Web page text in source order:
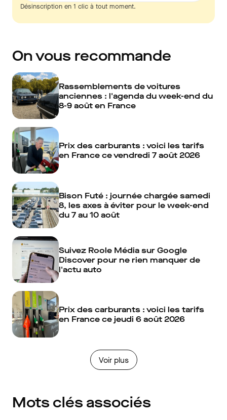
Désinscription en 1 clic à tout moment.
On vous recommande
Rassemblements de voitures
anciennes : l'agenda du week-end du
8-9 août en France
Prix des carburants : voici les tarifs
en France ce vendredi 7 août 2026
Bison Futé : journée chargée samedi
8, les axes à éviter pour le week-end
du 7 au 10 août
Suivez Roole Média sur Google
Discover pour ne rien manquer de
l'actu auto
Prix des carburants : voici les tarifs
en France ce jeudi 6 août 2026
Voir plus
Mots clés associés